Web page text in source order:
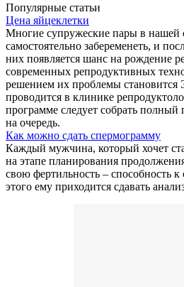
Популярные статьи
Цена яйцеклетки
Многие супружеские пары в нашей
самостоятельно забеременеть, и
них появляется шанс на рождение
современных репродуктивных
решением их проблемы
проводится в клинике
программе следует собрать полный
на очередь.
Как можно сдать спермограмму
Каждый мужчина, который хочет
на этапе планирования
свою фертильность – способность
этого ему приходится сдавать